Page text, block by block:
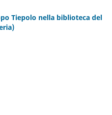
Tiepolo nella biblioteca del